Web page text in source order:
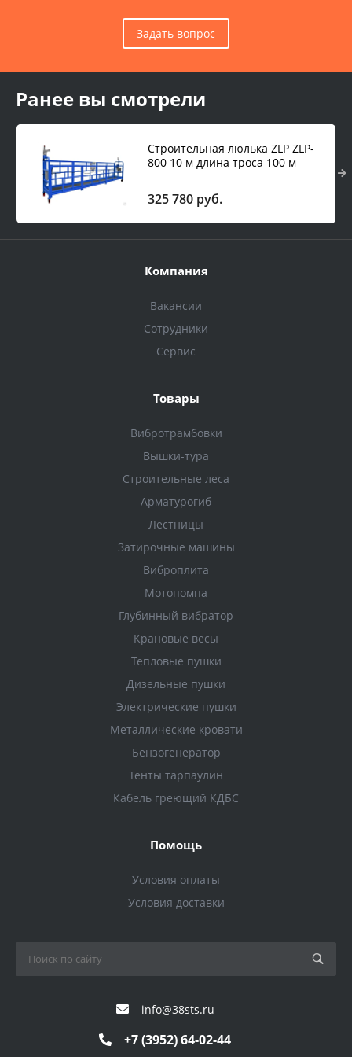
Задать вопрос
Ранее вы смотрели
Строительная люлька ZLP ZLP-
800 10 м длина троса 100 м
325 780 руб.
Компания
Вакансии
Сотрудники
Сервис
Товары
Вибротрамбовки
Вышки-тура
Строительные леса
Арматурогиб
Лестницы
Затирочные машины
Виброплита
Мотопомпа
Глубинный вибратор
Крановые весы
Тепловые пушки
Дизельные пушки
Электрические пушки
Металлические кровати
Бензогенератор
Тенты тарпаулин
Кабель греющий КДБС
Помощь
Условия оплаты
Условия доставки
info@38sts.ru
+7 (3952) 64-02-44